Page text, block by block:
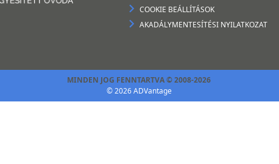
COOKIE BEÁLLÍTÁSOK
AKADÁLYMENTESÍTÉSI NYILATKOZAT
MINDEN JOG FENNTARTVA © 2008-2026
© 2026 ADVantage